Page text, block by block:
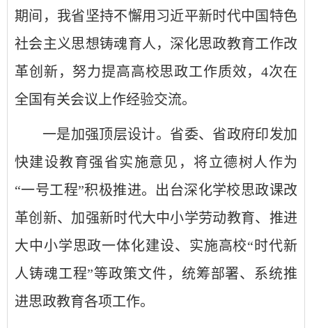
期间，我省坚持不懈用习近平新时代中国特色
社会主义思想铸魂育人，深化思政教育工作改
革创新，努力提高高校思政工作质效，4次在
全国有关会议上作经验交流。
一是加强顶层设计。省委、省政府印发加
快建设教育强省实施意见，将立德树人作为
“一号工程”积极推进。出台深化学校思政课改
革创新、加强新时代大中小学劳动教育、推进
大中小学思政一体化建设、实施高校“时代新
人铸魂工程”等政策文件，统筹部署、系统推
进思政教育各项工作。